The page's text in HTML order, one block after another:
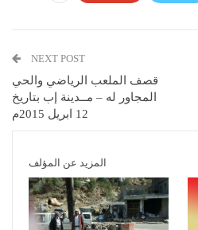
NEXT POST
قصف الملعب الرياضي والحي
المجاور له – مــدينة إب بتاريخ
12 ابريل 2015م
المزيد عن المؤلف